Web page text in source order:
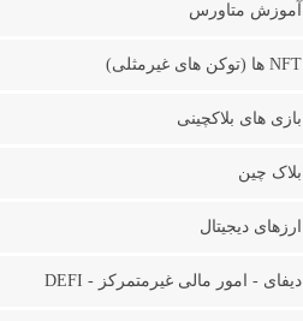
آموزش متاورس
NFT ها (توکن های غیرمثلی)
بازی های بلاکچینی
بلاک چین
ارزهای دیجیتال
دیفای - امور مالی غیرمتمرکز - DEFI